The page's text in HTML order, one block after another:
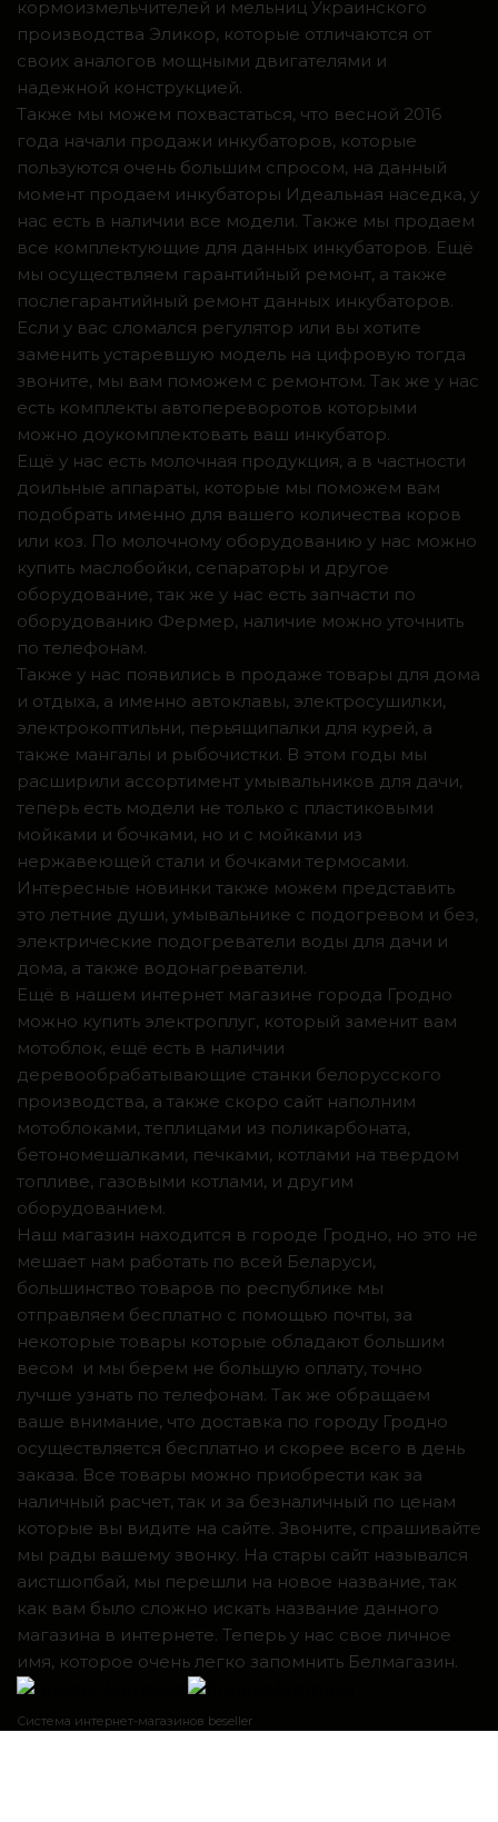
кормоизмельчителей и мельниц Украинского
производства Эликор, которые отличаются от
своих аналогов мощными двигателями и
надежной конструкцией.
Также мы можем похвастаться, что весной 2016
года начали продажи инкубаторов, которые
пользуются очень большим спросом, на данный
момент продаем инкубаторы Идеальная наседка, у
нас есть в наличии все модели. Также мы продаем
все комплектующие для данных инкубаторов. Ещё
мы осуществляем гарантийный ремонт, а также
послегарантийный ремонт данных инкубаторов.
Если у вас сломался регулятор или вы хотите
заменить устаревшую модель на цифровую тогда
звоните, мы вам поможем с ремонтом. Так же у нас
есть комплекты автопереворотов которыми
можно доукомплектовать ваш инкубатор.
Ещё у нас есть молочная продукция, а в частности
доильные аппараты, которые мы поможем вам
подобрать именно для вашего количества коров
или коз. По молочному оборудованию у нас можно
купить маслобойки, сепараторы и другое
оборудование, так же у нас есть запчасти по
оборудованию Фермер, наличие можно уточнить
по телефонам.
Также у нас появились в продаже товары для дома
и отдыха, а именно автоклавы, электросушилки,
электрокоптильни, перьящипалки для курей, а
также мангалы и рыбочистки. В этом годы мы
расширили ассортимент умывальников для дачи,
теперь есть модели не только с пластиковыми
мойками и бочками, но и с мойками из
нержавеющей стали и бочками термосами.
Интересные новинки также можем представить
это летние души, умывальнике с подогревом и без,
электрические подогреватели воды для дачи и
дома, а также водонагреватели.
Ещё в нашем интернет магазине города Гродно
можно купить электроплуг, который заменит вам
мотоблок, ещё есть в наличии
деревообрабатывающие станки белорусского
производства, а также скоро сайт наполним
мотоблоками, теплицами из поликарбоната,
бетономешалками, печками, котлами на твердом
топливе, газовыми котлами, и другим
оборудованием.
Наш магазин находится в городе Гродно, но это не
мешает нам работать по всей Беларуси,
большинство товаров по республике мы
отправляем бесплатно с помощью почты, за
некоторые товары которые обладают большим
весом и мы берем не большую оплату, точно
лучше узнать по телефонам. Так же обращаем
ваше внимание, что доставка по городу Гродно
осуществляется бесплатно и скорее всего в день
заказа. Все товары можно приобрести как за
наличный расчет, так и за безналичный по ценам
которые вы видите на сайте. Звоните, спрашивайте
мы рады вашему звонку. На стары сайт назывался
аистшопбай, мы перешли на новое название, так
как вам было сложно искать название данного
магазина в интернете. Теперь у нас свое личное
имя, которое очень легко запомнить Белмагазин.
Система интернет-магазинов beseller